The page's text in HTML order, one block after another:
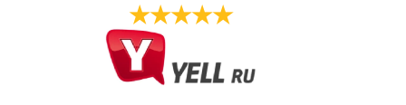
★★★★★